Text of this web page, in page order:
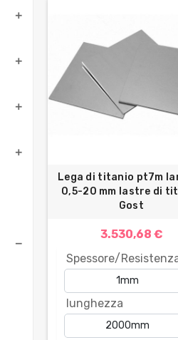
Lega di titanio pt7m
0,5-20 mm lastre di
Gost
3.530,68 €
Spessore/
lunghezza